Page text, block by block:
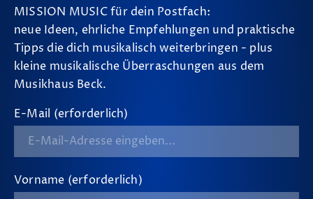
MISSION MUSIC für dein Postfach:
neue Ideen, ehrliche Empfehlungen und praktische
Tipps die dich musikalisch weiterbringen - plus
kleine musikalische Überraschungen aus dem
Musikhaus Beck.
E-Mail (erforderlich)
Vorname (erforderlich)